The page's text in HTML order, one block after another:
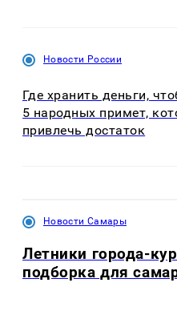
Новости России
Где хранить деньги,
5 народных примет,
привлечь достаток
Новости Самары
Летники города-
подборка для